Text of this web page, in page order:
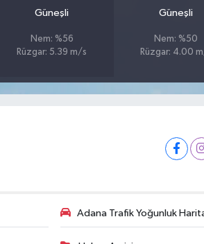
Güneşli
Nem: %56
Rüzgar: 5.39 m/s
Güneşli
Nem: %50
Rüzgar: 4.00
Adana Trafik Yoğunluk